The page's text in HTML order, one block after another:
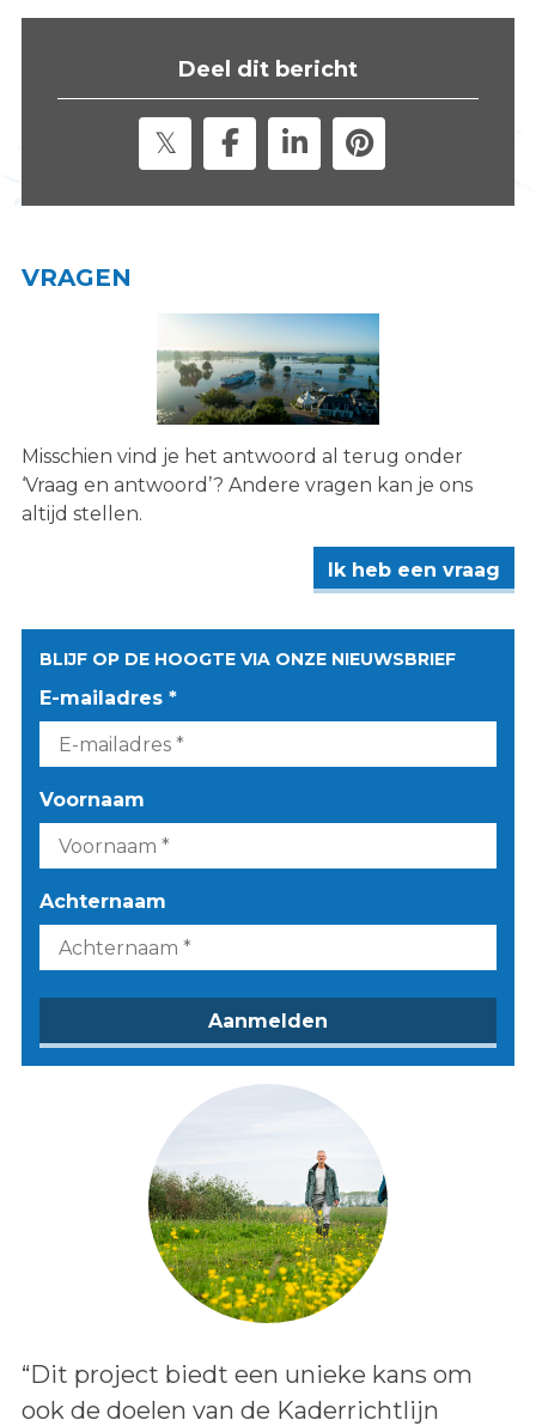
s
Deel dit bericht
VRAGEN
Misschien vind je het antwoord al terug onder
‘Vraag en antwoord’? Andere vragen kan je ons
altijd stellen.
Ik heb een vraag
BLIJF OP DE HOOGTE VIA ONZE NIEUWSBRIEF
E-mailadres *
Voornaam
Achternaam
Lees het bericht:
“Dit project biedt een unieke kans om
ook de doelen van de Kaderrichtlijn